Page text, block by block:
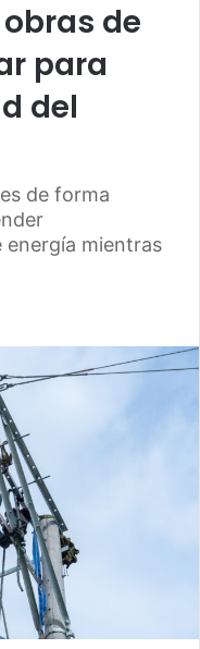
de
para
del
de forma
mientras